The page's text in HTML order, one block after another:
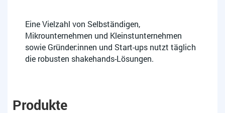
Eine Vielzahl von Selbständigen,
Mikrounternehmen und Kleinstunternehmen
sowie Gründer:innen und Start-ups nutzt täglich
die robusten shakehands-Lösungen.
Produkte